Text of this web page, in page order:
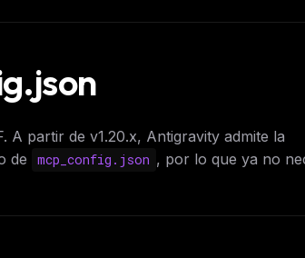
partir de v1.20.x, Antigravity admite la
de mcp_config.json , por lo que ya no